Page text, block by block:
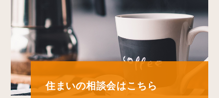
住まいの相談会はこちら